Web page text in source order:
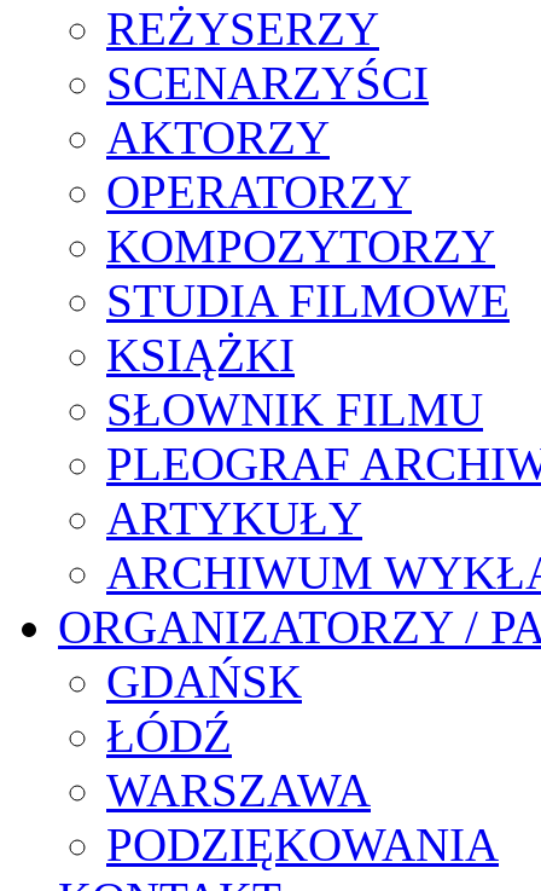
REŻYSERZY
SCENARZYŚCI
AKTORZY
OPERATORZY
KOMPOZYTORZY
STUDIA FILMOWE
KSIĄŻKI
SŁOWNIK FILMU
PLEOGRAF
ARTYKUŁY
ARCHIWUM
ORGANIZATORZY /
GDAŃSK
ŁÓDŹ
WARSZAWA
PODZIĘKOWANIA